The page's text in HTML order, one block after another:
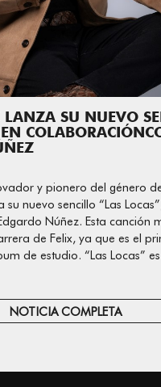
SU NUEVO
y pionero del género
nuevo sencillo “Las
Núñez. Esta canción
de Felix, ya que es el
de estudio. “Las Locas”
NOTICIA COMPLETA